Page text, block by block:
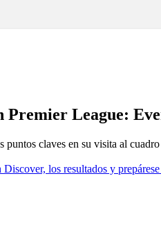
Premier League:
claves en su visita al
los resultados y